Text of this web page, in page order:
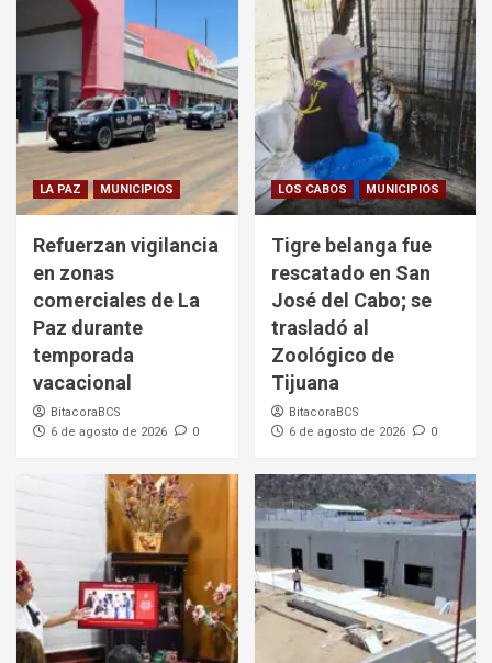
LA PAZ MUNICIPIOS
Refuerzan vigilancia
en zonas
comerciales de La
Paz durante
temporada
vacacional
BitacoraBCS
6 de agosto de 2026
0
LOS CABOS MUNICIPIOS
Tigre belanga fue
rescatado en San
José del Cabo; se
trasladó al
Zoológico de
Tijuana
BitacoraBCS
6 de agosto de 2026
0